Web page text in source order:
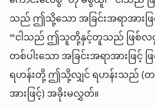
သည် ဤသို့သော အခြင်းအရာအားဖ
“ငါသည် ဤသူတို့နှင့်တူသည် ဖြစ်လ
တစ်ပါးသော အခြင်းအရာအားဖြင့်
ရဟန်းတို့ ဤသို့လျှင် ရဟန်းသည် (
အားဖြင့်) အခိုးမလွှတ်။